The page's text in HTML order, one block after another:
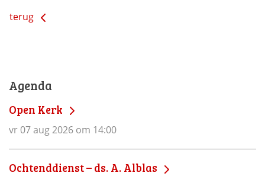
terug
Agenda
Open Kerk
vr 07 aug 2026 om 14:00
Ochtenddienst – ds. A. Alblas